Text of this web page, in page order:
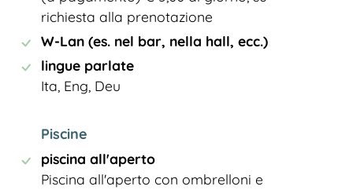
richiesta alla prenotazione
W-Lan (es. nel bar, nella hall, ecc.)
lingue parlate
Ita, Eng, Deu
Piscine
piscina all'aperto
Piscina all'aperto con ombrelloni e